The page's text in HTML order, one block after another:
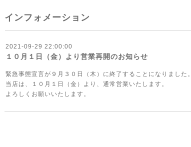
インフォメーション
2021-09-29 22:00:00
１０月１日（金）より営業再開のお知らせ
緊急事態宣言が９月３０日（木）に終了することになりました。
当店は、１０月１日（金）より、通常営業いたします。
よろしくお願いいたします。